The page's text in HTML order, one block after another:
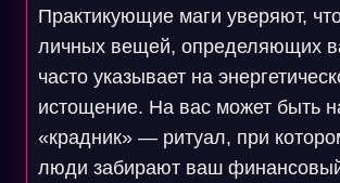
Практикующие маги уверяют,
личных вещей, определяющих
часто указывает на
истощение. На вас может быть
«крадник» — ритуал, при
люди забирают ваш